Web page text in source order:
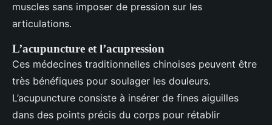
muscles sans imposer de pression sur les
articulations.
L’acupuncture et l’acupression
Ces médecines traditionnelles chinoises peuvent être
très bénéfiques pour soulager les douleurs.
L’acupuncture consiste à insérer de fines aiguilles
dans des points précis du corps pour rétablir